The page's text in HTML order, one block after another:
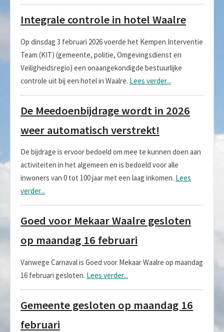
Integrale controle in hotel Waalre
Op dinsdag 3 februari 2026 voerde het Kempen Interventie
Team (KIT) (gemeente, politie, Omgevingsdienst en
Veiligheidsregio) een onaangekondigde bestuurlijke
controle uit bij een hotel in Waalre. Lees verder...
De Meedoenbijdrage wordt in 2026
weer automatisch verstrekt!
De bijdrage is ervoor bedoeld om mee te kunnen doen aan
activiteiten in het algemeen en is bedoeld voor alle
inwoners van 0 tot 100 jaar met een laag inkomen. Lees
verder...
Goed voor Mekaar Waalre gesloten
op maandag 16 februari
Vanwege Carnaval is Goed voor Mekaar Waalre op maandag
16 februari gesloten. Lees verder...
Gemeente gesloten op maandag 16
februari